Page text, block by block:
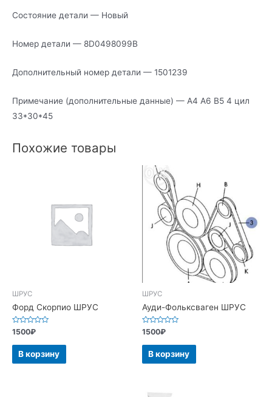
Состояние детали — Новый
Номер детали — 8D0498099B
Дополнительный номер детали — 1501239
Примечание (дополнительные данные) — А4 А6 В5 4 цил
33*30*45
Похожие товары
ШРУС
Форд Скорпио ШРУС
Оценка
0
из
1500₽
В корзину
ШРУС
Ауди-Фольксваген ШРУС
Оценка
0
из
1500₽
В корзину